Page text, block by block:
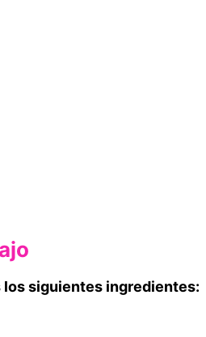
los siguientes ingredientes: